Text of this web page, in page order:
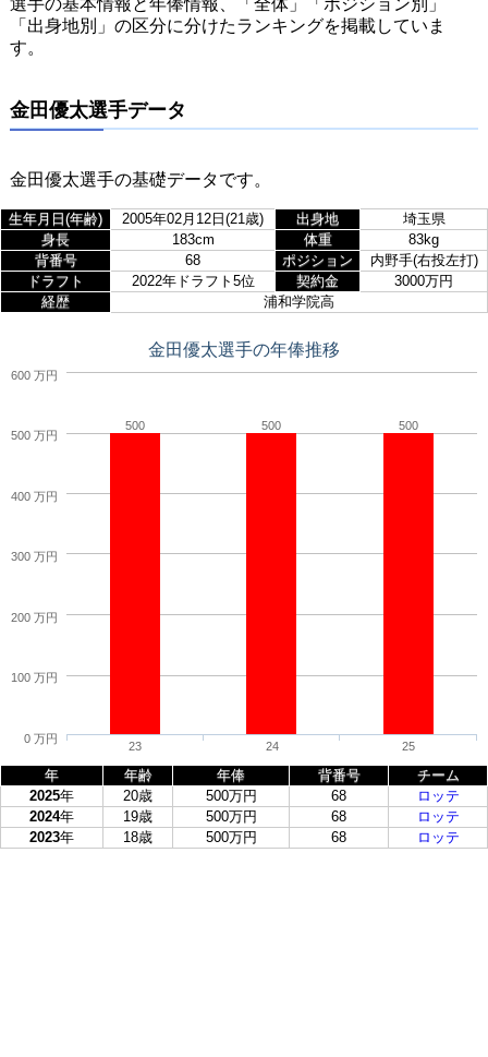
「出身地別」の区分に分けたランキングを掲載していま
す。
金田優太選手データ
金田優太選手の基礎データです。
生年月日(年齢) 2005年02月12日(21歳) 出身地
埼玉県
身長
183cm 体重
83kg
背番号
68 ポジション
内野手(右投左打)
ドラフト
2022年ドラフト5位 契約金
3000万円
経歴
浦和学院高
金田優太選手の年俸推移
500 500 500
23 24 25
0 万円
100 万円
200 万円
300 万円
400 万円
500 万円
600 万円
年 年齢 年俸 背番号
チーム
2025年 20歳 500万円 68
ロッテ
2024年 19歳 500万円 68
ロッテ
2023年 18歳 500万円 68 ロッテ